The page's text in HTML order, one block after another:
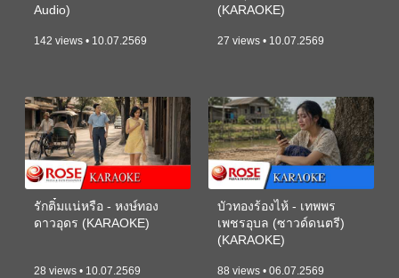
Audio)
142 views • 10.07.2569
(KARAOKE)
27 views • 10.07.2569
รักติ๋มแน่หรือ - หงษ์ทอง
ดาวอุดร (KARAOKE)
28 views • 10.07.2569
บัวทองร้องไห้ - เทพพร
เพชรอุบล (ซาวด์ดนตรี)
(KARAOKE)
88 views • 06.07.2569